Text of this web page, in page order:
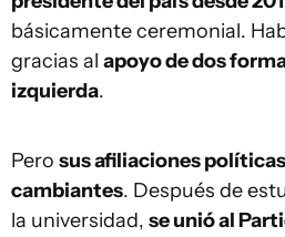
básicamente ceremonial.
gracias al apoyo de dos
izquierda.
Pero sus afiliaciones
cambiantes. Después de
la universidad, se unió al